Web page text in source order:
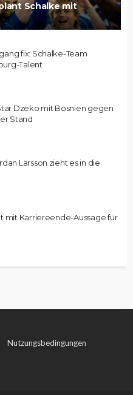
Schalke mit
fix: Schalke-Team
Talent
Dzeko mit Bosnien gegen
Stand
Larsson zieht es in die
mit Karriereende-Aussage für
Nutzungsbedingungen